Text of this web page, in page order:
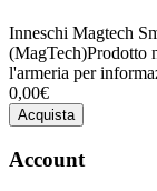
Inneschi Magtech
(MagTech)Prodotto
l'armeria per
0,00€
Acquista
Account